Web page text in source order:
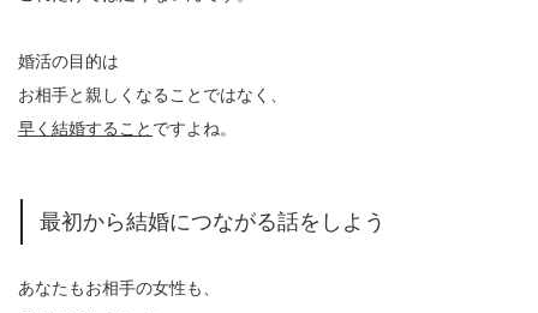
婚活の目的は
お相手と親しくなることではなく、
早く結婚すること ですよね。
最初から結婚につながる話をしよう
あなたもお相手の女性も、